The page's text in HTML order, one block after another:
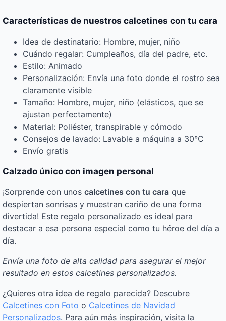
Características de nuestros calcetines con tu cara
Idea de destinatario: Hombre, mujer, niño
Cuándo regalar: Cumpleaños, día del padre, etc.
Estilo: Animado
Personalización: Envía una foto donde el rostro sea
claramente visible
Tamaño: Hombre, mujer, niño (elásticos, que se
ajustan perfectamente)
Material: Poliéster, transpirable y cómodo
Consejos de lavado: Lavable a máquina a 30°C
Envío gratis
Calzado único con imagen personal
¡Sorprende con unos calcetines con tu cara que
despiertan sonrisas y muestran cariño de una forma
divertida! Este regalo personalizado es ideal para
destacar a esa persona especial como tu héroe del día a
día.
Envía una foto de alta calidad para asegurar el mejor
resultado en estos calcetines personalizados.
¿Quieres otra idea de regalo parecida? Descubre
Calcetines con Foto o Calcetines de Navidad
Personalizados. Para aún más inspiración, visita la